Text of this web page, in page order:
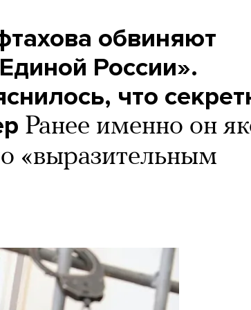
обвиняют
России».
что
Ранее именно он
«выразительным